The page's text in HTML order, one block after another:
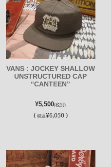
VANS : JOCKEY SHALLOW
UNSTRUCTURED CAP
“CANTEEN”
¥5,500(税別)
( 税込¥6,050 )